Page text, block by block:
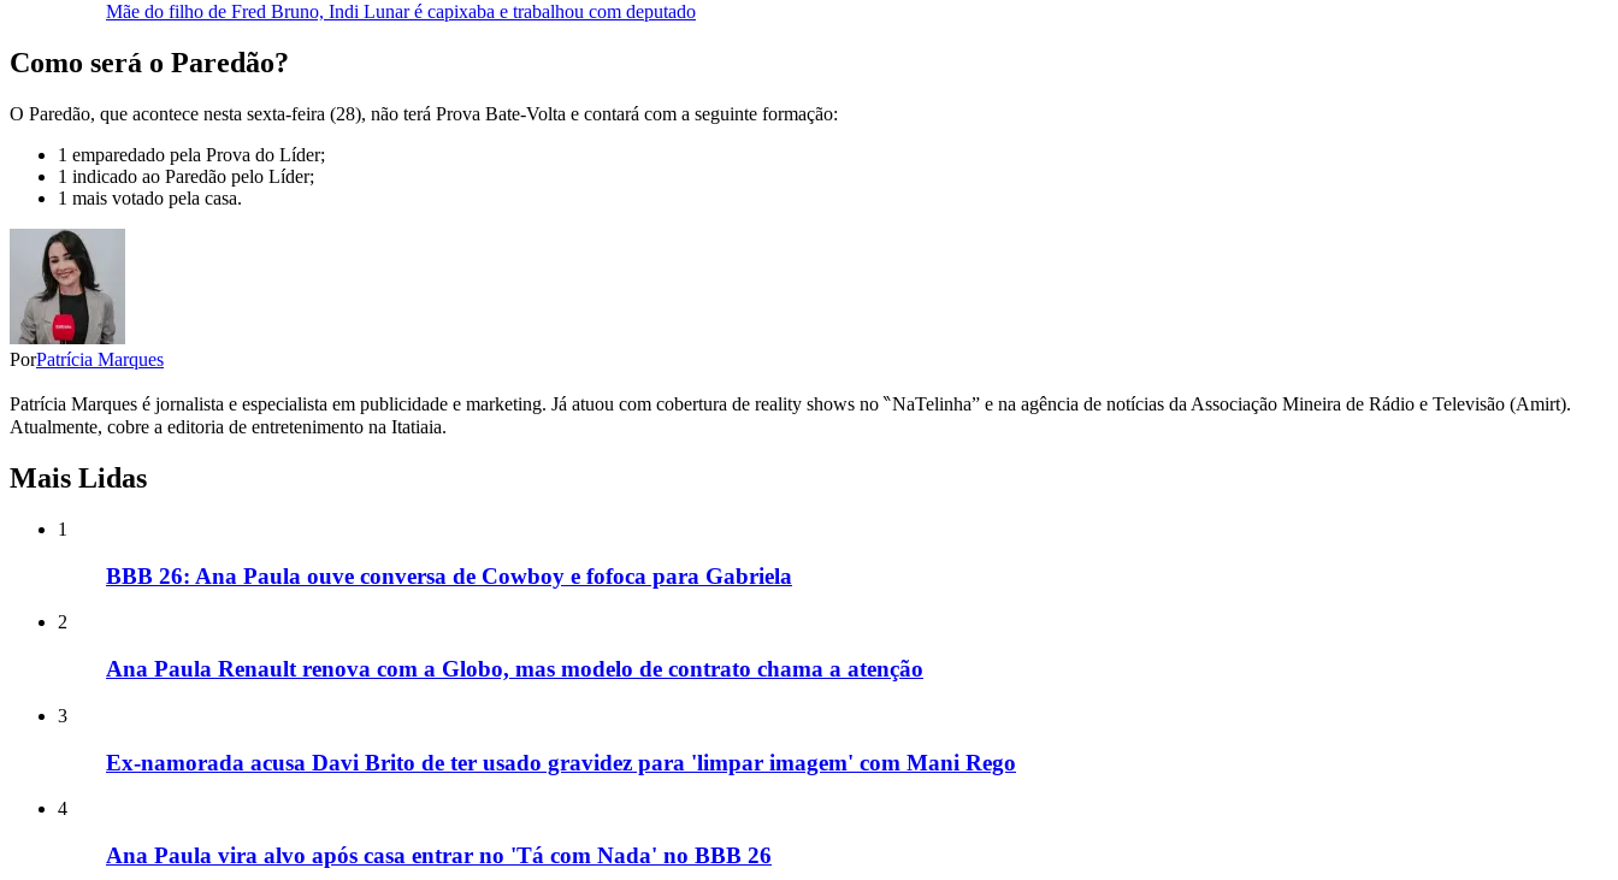
Mãe do filho de Fred Bruno, Indi Lunar é capixaba e trabalhou com deputado
Como será o Paredão?
O Paredão, que acontece nesta sexta-feira (28), não terá Prova Bate-Volta e contará com a seguinte formação:
1 emparedado pela Prova do Líder;
1 indicado ao Paredão pelo Líder;
1 mais votado pela casa.
PorPatrícia Marques
Patrícia Marques é jornalista e especialista em publicidade e marketing. Já atuou com cobertura de reality shows no ‶NaTelinha” e na agência de notícias da Associação Mineira de Rádio e Televisão (Amirt).
Atualmente, cobre a editoria de entretenimento na Itatiaia.
Mais Lidas
1
BBB 26: Ana Paula ouve conversa de Cowboy e fofoca para Gabriela
2
Ana Paula Renault renova com a Globo, mas modelo de contrato chama a atenção
3
Ex-namorada acusa Davi Brito de ter usado gravidez para 'limpar imagem' com Mani Rego
4
Ana Paula vira alvo após casa entrar no 'Tá com Nada' no BBB 26